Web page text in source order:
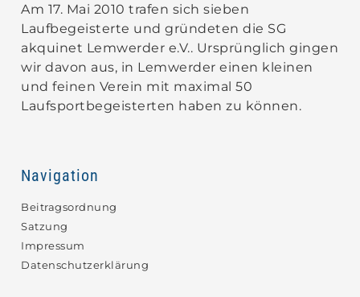
Am 17. Mai 2010 trafen sich sieben
Laufbegeisterte und gründeten die SG
akquinet Lemwerder e.V.. Ursprünglich gingen
wir davon aus, in Lemwerder einen kleinen
und feinen Verein mit maximal 50
Laufsportbegeisterten haben zu können.
Navigation
Beitragsordnung
Satzung
Impressum
Datenschutzerklärung